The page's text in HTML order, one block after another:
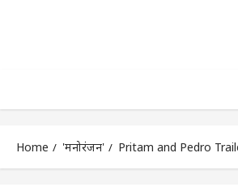
Home 'मनोरंजन' Pritam and Pedro